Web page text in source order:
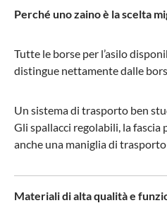
Perché uno zaino è la scelta
Tutte le borse per l’asilo
distingue nettamente dalle
Un sistema di trasporto ben
Gli spallacci regolabili, la
anche una maniglia di
Materiali di alta qualità e